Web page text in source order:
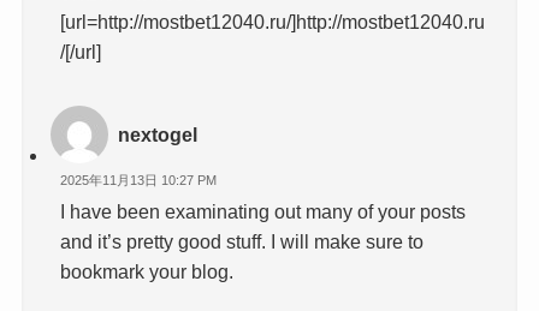
[url=http://mostbet12040.ru/]http://mostbet12040.ru
/[/url]
nextogel
2025年11月13日 10:27 PM
I have been examinating out many of your posts
and it’s pretty good stuff. I will make sure to
bookmark your blog.